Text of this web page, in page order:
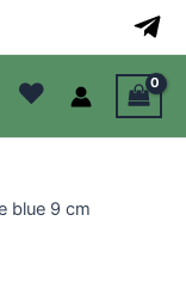
♥
blue 9 cm